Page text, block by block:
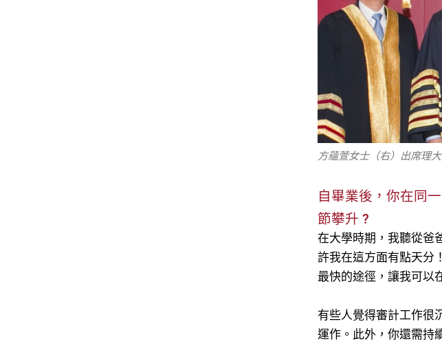
方蘊萱女士（右）出席理
自畢業後，你在同
節攀升 ?
在大學時期，我聽從爸
許我在這方面有點天分
最快的途徑，讓我可以
有些人覺得審計工作很
運作。此外，你還需持